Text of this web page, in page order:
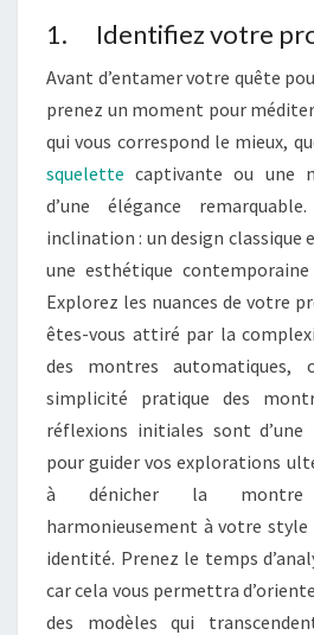
I
S
I
R
L
A
M
O
N
T
R
E
I
D
É
A
L
E
1. Identifiez votre
Avant d’entamer votre quête
prenez un moment pour
qui vous correspond le mieux,
squelette captivante ou une
d’une élégance
inclination : un design
une esthétique
Explorez les nuances de votre
êtes-vous attiré par la
des montres automatiques,
simplicité pratique des
réflexions initiales sont
pour guider vos explorations
à dénicher la montre
harmonieusement à votre
identité. Prenez le temps
car cela vous permettra
des modèles qui